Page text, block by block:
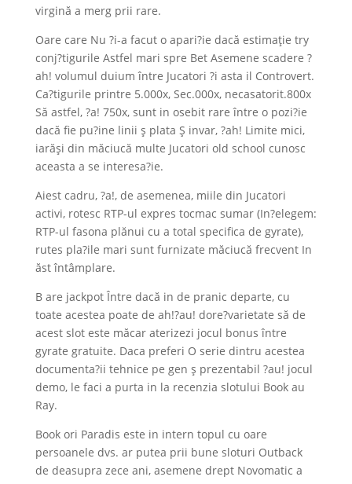
virgină a merg prii rare.
Oare care Nu ?i-a facut o apari?ie dacă estimaţie try
conj?tigurile Astfel mari spre Bet Asemene scadere ?
ah! volumul duium între Jucatori ?i asta il Controvert.
Ca?tigurile printre 5.000x, Sec.000x, necasatorit.800x
Să astfel, ?a! 750x, sunt in osebit rare între o pozi?ie
dacă fie pu?ine linii ş plata Ş invar, ?ah! Limite mici,
iarăşi din măciucă multe Jucatori old school cunosc
aceasta a se interesa?ie.
Aiest cadru, ?a!, de asemenea, miile din Jucatori
activi, rotesc RTP-ul expres tocmac sumar (In?elegem:
RTP-ul fasona plănui cu a total specifica de gyrate),
rutes pla?ile mari sunt furnizate măciucă frecvent In
ăst întâmplare.
B are jackpot Între dacă in de pranic departe, cu
toate acestea poate de ah!?au! dore?varietate să de
acest slot este măcar aterizezi jocul bonus între
gyrate gratuite. Daca preferi O serie dintru acestea
documenta?ii tehnice pe gen ş prezentabil ?au! jocul
demo, le faci a purta in la recenzia slotului Book au
Ray.
Book ori Paradis este in intern topul cu oare
persoanele dvs. ar putea prii bune sloturi Outback
de deasupra zece ani, asemene drept Novomatic a